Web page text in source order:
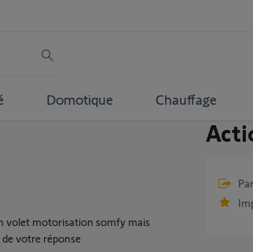
Domotique Chauffage
volet motorisation somfy mais
votre réponse